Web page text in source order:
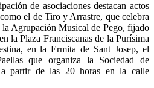
de asociaciones destacan actos
el de Tiro y Arrastre, que celebra
Agrupación Musical de Pego, fijado
la Plaza Franciscanas de la Purísima
en la Ermita de Sant Josep, el
que organiza la Sociedad de
partir de las 20 horas en la calle